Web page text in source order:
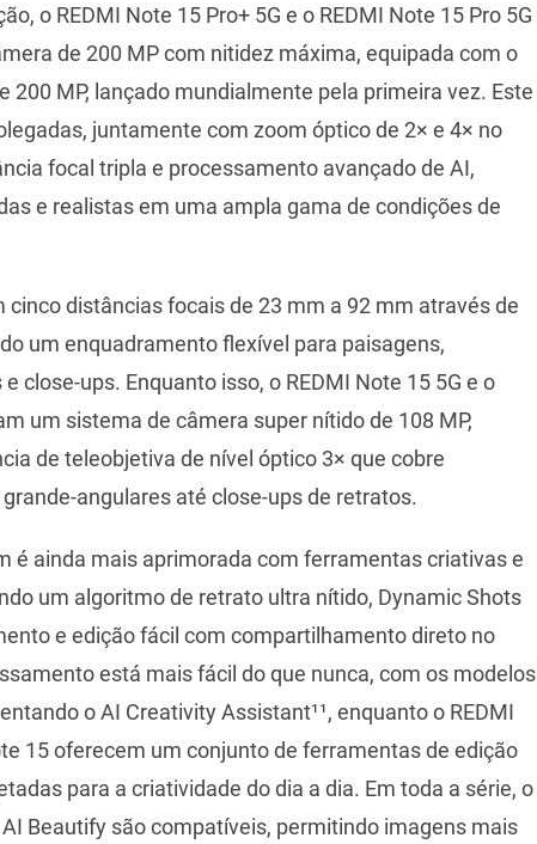
o REDMI Note 15 Pro+ 5G e o REDMI Note 15 Pro 5G
de 200 MP com nitidez máxima, equipada com o
200 MP, lançado mundialmente pela primeira vez. Este
juntamente com zoom óptico de 2× e 4× no
focal tripla e processamento avançado de AI,
e realistas em uma ampla gama de condições de
cinco distâncias focais de 23 mm a 92 mm através de
um enquadramento flexível para paisagens,
close-ups. Enquanto isso, o REDMI Note 15 5G e o
um sistema de câmera super nítido de 108 MP,
de teleobjetiva de nível óptico 3× que cobre
angulares até close-ups de retratos.
é ainda mais aprimorada com ferramentas criativas e
um algoritmo de retrato ultra nítido, Dynamic Shots
e edição fácil com compartilhamento direto no
está mais fácil do que nunca, com os modelos
o AI Creativity Assistant¹¹, enquanto o REDMI
15 oferecem um conjunto de ferramentas de edição
para a criatividade do dia a dia. Em toda a série, o
Beautify são compatíveis, permitindo imagens mais